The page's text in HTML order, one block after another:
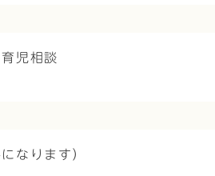
児相談
なります）